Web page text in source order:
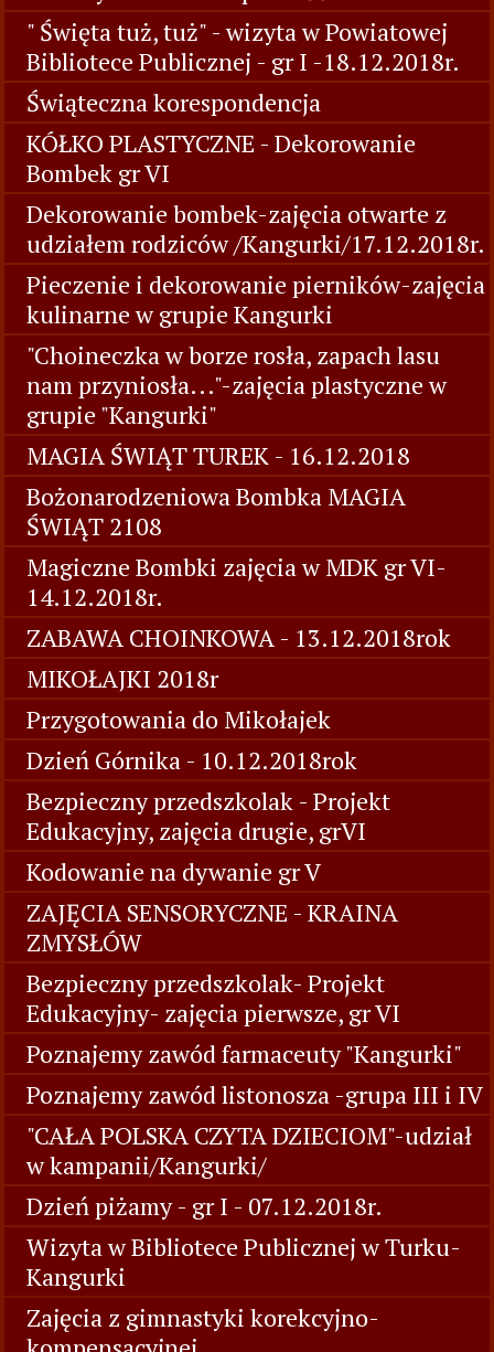
" Święta tuż, tuż" - wizyta w Powiatowej
Bibliotece Publicznej - gr I -18.12.2018r.
Świąteczna korespondencja
KÓŁKO PLASTYCZNE - Dekorowanie
Bombek gr VI
Dekorowanie bombek-zajęcia otwarte z
udziałem rodziców /Kangurki/17.12.2018r.
Pieczenie i dekorowanie pierników-zajęcia
kulinarne w grupie Kangurki
"Choineczka w borze rosła, zapach lasu
nam przyniosła..."-zajęcia plastyczne w
grupie "Kangurki"
MAGIA ŚWIĄT TUREK - 16.12.2018
Bożonarodzeniowa Bombka MAGIA
ŚWIĄT 2108
Magiczne Bombki zajęcia w MDK gr VI-
14.12.2018r.
ZABAWA CHOINKOWA - 13.12.2018rok
MIKOŁAJKI 2018r
Przygotowania do Mikołajek
Dzień Górnika - 10.12.2018rok
Bezpieczny przedszkolak - Projekt
Edukacyjny, zajęcia drugie, grVI
Kodowanie na dywanie gr V
ZAJĘCIA SENSORYCZNE - KRAINA
ZMYSŁÓW
Bezpieczny przedszkolak- Projekt
Edukacyjny- zajęcia pierwsze, gr VI
Poznajemy zawód farmaceuty "Kangurki"
Poznajemy zawód listonosza -grupa III i IV
"CAŁA POLSKA CZYTA DZIECIOM"-udział
w kampanii/Kangurki/
Dzień piżamy - gr I - 07.12.2018r.
Wizyta w Bibliotece Publicznej w Turku-
Kangurki
Zajęcia z gimnastyki korekcyjno-